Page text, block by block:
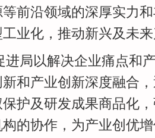
前沿领域的深厚实力
业化，推动新兴及未
进局以解决企业痛点和
和产业创新深度融合
护及研发成果商品化
的协作，为产业创优